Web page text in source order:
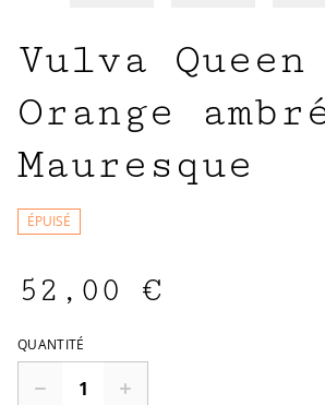
Vulva Queen
Orange
Mauresque
ÉPUISÉ
52,00 €
QUANTITÉ